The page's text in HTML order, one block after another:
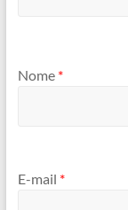
Nome *
E-mail *